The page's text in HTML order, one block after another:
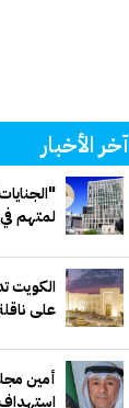
آخر الأخبار
لمتهم
الكويت
على
أمين
استهداف